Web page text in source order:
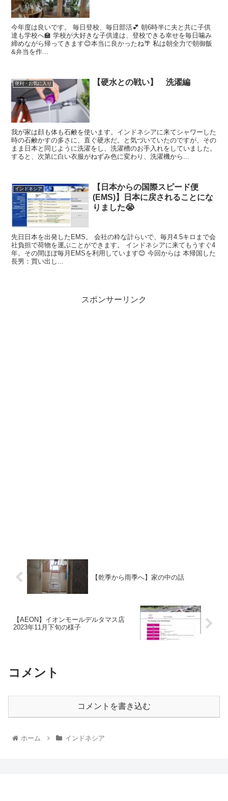
今年度は良いです。 毎日登校、毎日部活💕 朝6時半に夫と共に子供
達も学校へ🏫 学校が大好きな子供達は、登校できる幸せを毎日噛み
締めながら帰ってきます😊本当に良かったね🌴 私は朝全力で朝御飯
&弁当を作...
便利・お気に入り 【硬水との戦い】 洗濯編
我が家は顔も体も石鹸を使います。インドネシアに来てシャワーした
時の石鹸かすの多さに、直ぐ硬水だ。と気づいていたのですが、その
まま日本と同じように洗濯をし、洗濯槽のお手入れをしていました。
すると、次第に白い衣服がねずみ色に変わり、洗濯機から...
インドネシア
【日本からの国際スピード便
(EMS)】日本に戻されることにな
りました😭
先日日本を出発したEMS。 会社の粋な計らいで、毎月4.5キロまで会
社負担で荷物を運ぶことができます。 インドネシアに来てもうすぐ4
年。その間ほぼ毎月EMSを利用しています😊 今回からは 本帰国した
長男：買い出し...
スポンサーリンク
【乾季から雨季へ】家の中の話
【AEON】イオンモールデルタマス店
2023年11月下旬の様子
コメント
コメントを書き込む
ホーム インドネシア